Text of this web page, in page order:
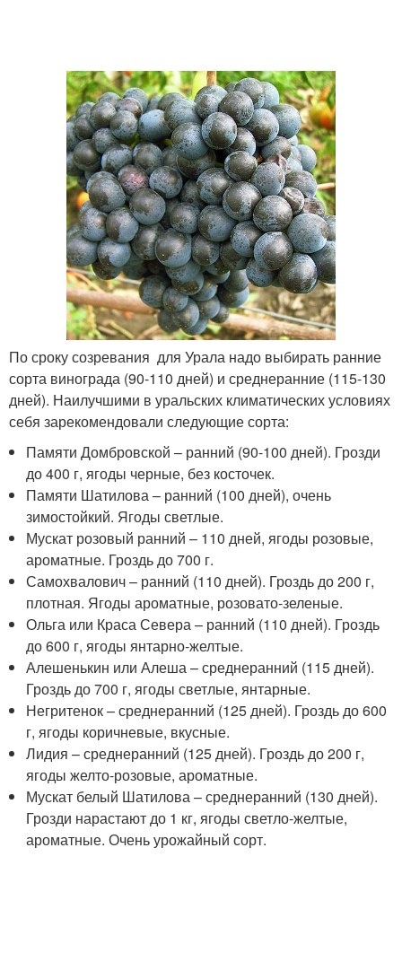
По сроку созревания для Урала надо выбирать ранние
сорта винограда (90-110 дней) и среднеранние (115-130
дней). Наилучшими в уральских климатических условиях
себя зарекомендовали следующие сорта:
Памяти Домбровской – ранний (90-100 дней). Грозди
до 400 г, ягоды черные, без косточек.
Памяти Шатилова – ранний (100 дней), очень
зимостойкий. Ягоды светлые.
Мускат розовый ранний – 110 дней, ягоды розовые,
ароматные. Гроздь до 700 г.
Самохвалович – ранний (110 дней). Гроздь до 200 г,
плотная. Ягоды ароматные, розовато-зеленые.
Ольга или Краса Севера – ранний (110 дней). Гроздь
до 600 г, ягоды янтарно-желтые.
Алешенькин или Алеша – среднеранний (115 дней).
Гроздь до 700 г, ягоды светлые, янтарные.
Негритенок – среднеранний (125 дней). Гроздь до 600
г, ягоды коричневые, вкусные.
Лидия – среднеранний (125 дней). Гроздь до 200 г,
ягоды желто-розовые, ароматные.
Мускат белый Шатилова – среднеранний (130 дней).
Грозди нарастают до 1 кг, ягоды светло-желтые,
ароматные. Очень урожайный сорт.